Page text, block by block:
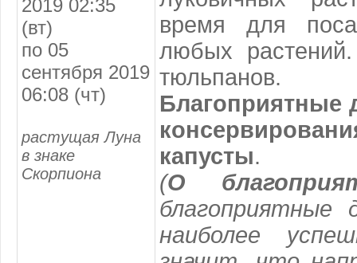
2019 02:35
(вт)
по 05
сентября 2019
06:08 (чт)
растущая Луна
в знаке
Скорпиона
время для
любых
тюльпанов.
Благоприятные
капусты.
(О
благоприятные
наиболее